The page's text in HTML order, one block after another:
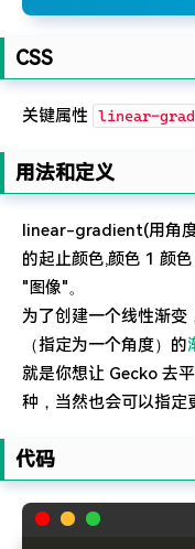
CSS
关键属性 linear-
用法和定义
linear-gradient(用角
的起止颜色,颜色 1 颜
"图像"。
为了创建一个线性渐变
（指定为一个角度）的
就是你想让 Gecko 去
种，当然也会可以指定
代码